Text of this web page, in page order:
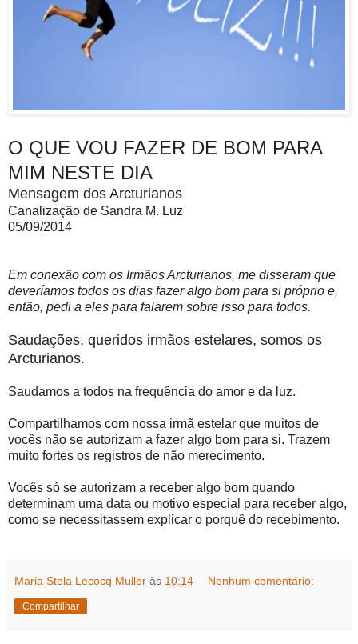
O QUE VOU FAZER DE BOM PARA
MIM NESTE DIA
Mensagem dos Arcturianos
Canalização de Sandra M. Luz
05/09/2014
Em conexão com os Irmãos Arcturianos, me disseram que
deveríamos todos os dias fazer algo bom para si próprio e,
então, pedi a eles para falarem sobre isso para todos.
Saudações, queridos irmãos estelares, somos os
Arcturianos.
Saudamos a todos na frequência do amor e da luz.
Compartilhamos com nossa irmã estelar que muitos de
vocês não se autorizam a fazer algo bom para si. Trazem
muito fortes os registros de não merecimento.
Vocês só se autorizam a receber algo bom quando
determinam uma data ou motivo especial para receber algo,
como se necessitassem explicar o porquê do recebimento.
Maria Stela Lecocq Muller às 10:14 Nenhum comentário:
Compartilhar